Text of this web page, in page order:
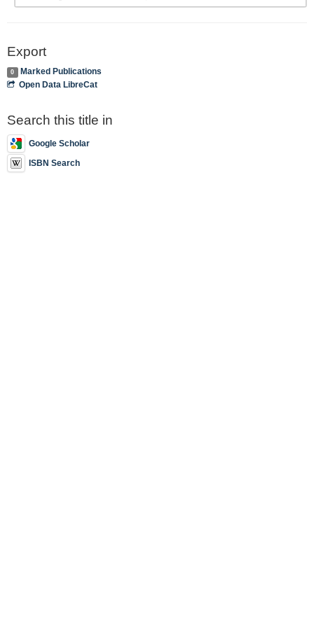
Export
0
Marked Publications
Open Data LibreCat
Search this title in
Google Scholar
ISBN Search